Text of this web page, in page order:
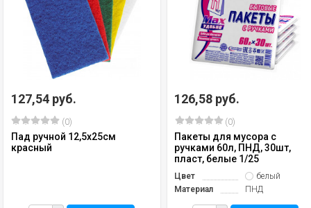
127,54 руб.
(0)
Пад ручной 12,5х25см
красный
126,58 руб.
(0)
Пакеты для мусора с
ручками 60л, ПНД, 30шт,
пласт, белые 1/25
Цвет
белый
Материал
ПНД